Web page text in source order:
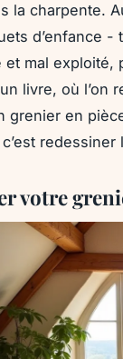
la charpente.
d’enfance
mal exploité,
livre, où l’on
grenier en
redessiner
votre